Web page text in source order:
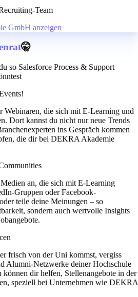
Team
GmbH anzeigen
🤫
so Salesforce Process & Support
Webinaren, die sich mit E-Learning und
Dort kannst du nicht nur neue Trends
ins Gespräch kommen
die dir bei DEKRA Akademie
an, die sich mit E-Learning
Gruppen oder Facebook-
teile deine Meinungen – so
sondern auch wertvolle Insights
frisch von der Uni kommst, vergiss
Alumni-Netzwerke deiner Hochschule
können dir helfen, Stellenangebote in der
speziell bei Unternehmen wie DEKRA